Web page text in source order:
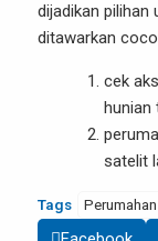
dijadikan pilihan
ditawarkan
cek
hunian
satelit
Tags